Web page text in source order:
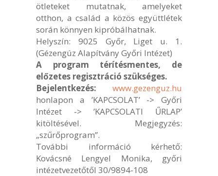
ötleteket mutatnak, amelyeket
otthon, a család a közös együttlétek
során könnyen kipróbálhatnak.
Helyszín: 9025 Győr, Liget u. 1.
(Gézengúz Alapítvány Győri Intézet)
A program térítésmentes, de
előzetes regisztráció szükséges.
Bejelentkezés: www.gezenguz.hu
honlapon a ’KAPCSOLAT’ -> Győri
Intézet -> ’KAPCSOLATI ŰRLAP’
kitöltésével. Megjegyzés:
„szűrőprogram”.
További információ kérhető:
Kovácsné Lengyel Monika, győri
intézetvezetőtől 30/9894-108